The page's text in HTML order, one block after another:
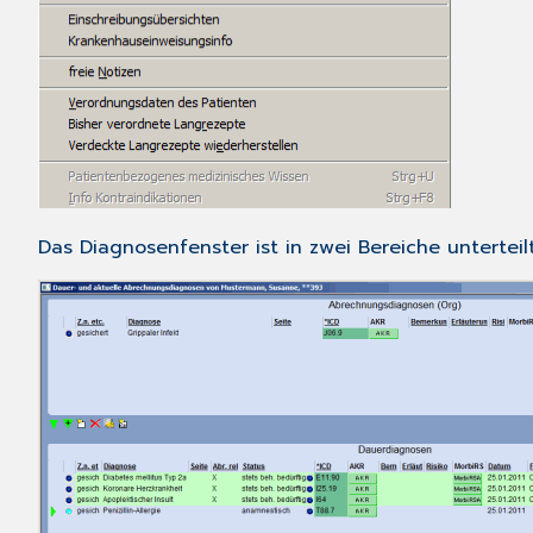
Das Diagnosenfenster ist in zwei Bereiche